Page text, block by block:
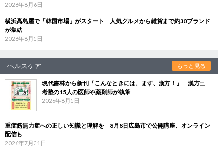
2026年8月6日
横浜高島屋で「韓国市場」がスタート 人気グルメから雑貨まで約30ブランド
が集結
2026年8月5日
ヘルスケア もっと見る
現代書林から新刊『こんなときには、まず、漢方！』 漢方三
考塾の15人の医師や薬剤師が執筆
2026年8月5日
重症筋無力症への正しい知識と理解を 8月8日広島市で公開講座、オンライン
配信も
2026年7月31日